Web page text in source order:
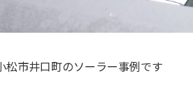
松市井口町のソーラー事例です